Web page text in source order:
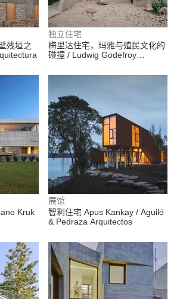
残垣之
独立住宅
梅里达住宅，玛雅与殖民文化的
碰撞 / Ludwig Godefroy
宅 / Luciano Kruk
展馆
智利住宅 Apus Kankay / Aguiló
& Pedraza Arquitectos